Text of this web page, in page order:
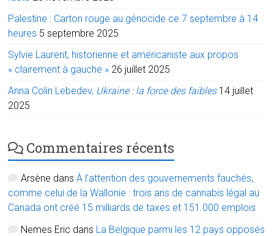
Palestine : Carton rouge au génocide ce 7 septembre à 14
heures 5 septembre 2025
Sylvie Laurent, historienne et américaniste aux propos
« clairement à gauche » 26 juillet 2025
Anna Colin Lebedev, Ukraine : la force des faibles 14 juillet
2025
Commentaires récents
Arsène dansÀ l’attention des gouvernements fauchés,
comme celui de la Wallonie : trois ans de cannabis légal au
Canada ont créé 15 milliards de taxes et 151.000 emplois
Nemes Eric dans La Belgique parmi les 12 pays opposés